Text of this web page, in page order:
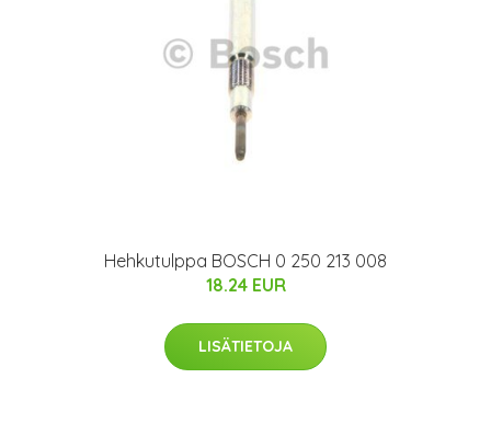
Hehkutulppa BOSCH 0 250 213 008
18.24 EUR
LISÄTIETOJA